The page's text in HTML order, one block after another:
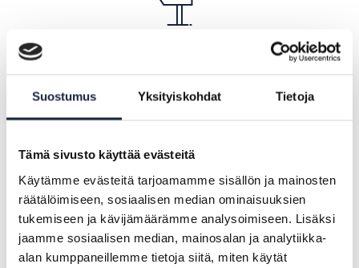
Suostumus Yksityiskohdat Tietoja
Tämä sivusto käyttää evästeitä
Käytämme evästeitä tarjoamamme sisällön ja mainosten
räätälöimiseen, sosiaalisen median ominaisuuksien
tukemiseen ja kävijämäärämme analysoimiseen. Lisäksi
jaamme sosiaalisen median, mainosalan ja analytiikka-
alan kumppaneillemme tietoja siitä, miten käytät
Ordna en rådgivningstjänst och producera
information om den